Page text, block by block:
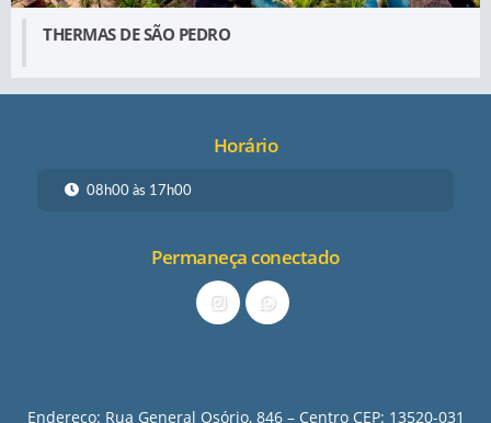
THERMAS DE SÃO PEDRO
Horário
08h00 às 17h00
Permaneça conectado
Endereço: Rua General Osório, 846 – Centro CEP: 13520-031